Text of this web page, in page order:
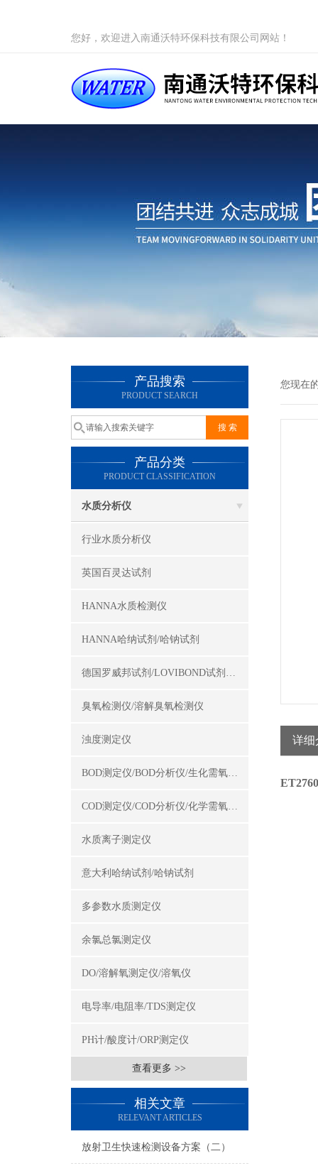
您好，欢迎进入南通沃特环保科技有限公司网站！
产品搜索
PRODUCT SEARCH
产品分类
PRODUCT CLASSIFICATION
水质分析仪
行业水质分析仪
英国百灵达试剂
HANNA水质检测仪
HANNA哈纳试剂/哈钠试剂
德国罗威邦试剂/LOVIBOND试剂/罗威邦试剂
臭氧检测仪/溶解臭氧检测仪
浊度测定仪
BOD测定仪/BOD分析仪/生化需氧量测定仪
COD测定仪/COD分析仪/化学需氧量测定仪
水质离子测定仪
意大利哈纳试剂/哈钠试剂
多参数水质测定仪
余氯总氯测定仪
DO/溶解氧测定仪/溶氧仪
电导率/电阻率/TDS测定仪
PH计/酸度计/ORP测定仪
查看更多 >>
相关文章
RELEVANT ARTICLES
放射卫生快速检测设备方案（二）
您现在
详细